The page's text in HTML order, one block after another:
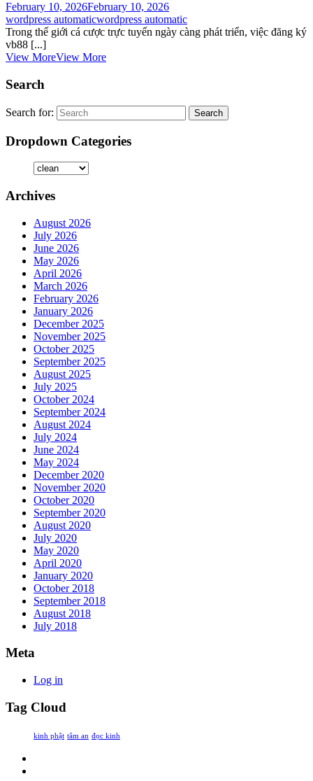
February 10, 2026February 10, 2026
wordpress automaticwordpress automatic
Trong thế giới cá cược trực tuyến ngày càng phát triển, việc đăng ký
vb88 [...]
View MoreView More
Search
Search for:
Dropdown Categories
Archives
August 2026
July 2026
June 2026
May 2026
April 2026
March 2026
February 2026
January 2026
December 2025
November 2025
October 2025
September 2025
August 2025
July 2025
October 2024
September 2024
August 2024
July 2024
June 2024
May 2024
December 2020
November 2020
October 2020
September 2020
August 2020
July 2020
May 2020
April 2020
January 2020
October 2018
September 2018
August 2018
July 2018
Meta
Log in
Tag Cloud
kinh phật tâm an đọc kinh